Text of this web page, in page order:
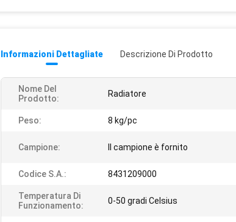
Informazioni Dettagliate Descrizione Di Prodotto
Nome Del
Prodotto:
Radiatore
Peso: 8 kg/pc
Campione: Il campione è fornito
Codice S.A.: 8431209000
Temperatura Di
Funzionamento:
0-50 gradi Celsius